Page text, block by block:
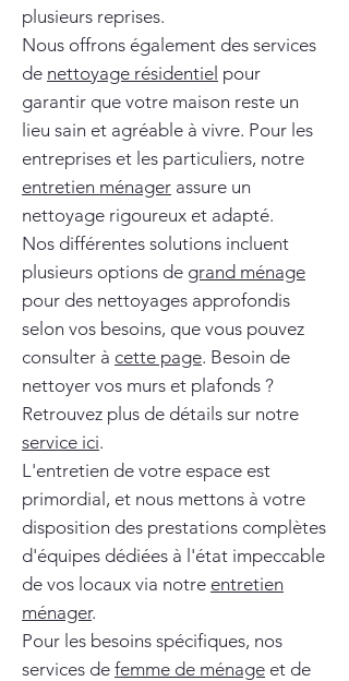
plusieurs reprises.
Nous offrons également des services
de nettoyage résidentiel pour
garantir que votre maison reste un
lieu sain et agréable à vivre. Pour les
entreprises et les particuliers, notre
entretien ménager assure un
nettoyage rigoureux et adapté.
Nos différentes solutions incluent
plusieurs options de grand ménage
pour des nettoyages approfondis
selon vos besoins, que vous pouvez
consulter à cette page. Besoin de
nettoyer vos murs et plafonds ?
Retrouvez plus de détails sur notre
service ici.
L'entretien de votre espace est
primordial, et nous mettons à votre
disposition des prestations complètes
d'équipes dédiées à l'état impeccable
de vos locaux via notre entretien
ménager.
Pour les besoins spécifiques, nos
services de femme de ménage et de